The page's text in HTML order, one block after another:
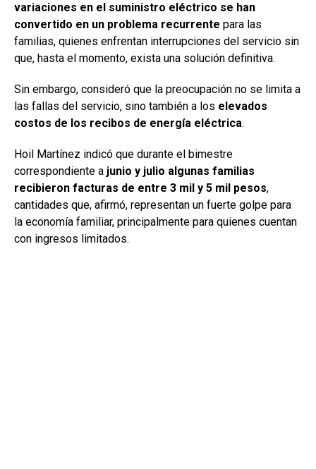
variaciones en el suministro eléctrico se han
convertido en un problema recurrente para las
familias, quienes enfrentan interrupciones del servicio sin
que, hasta el momento, exista una solución definitiva.
Sin embargo, consideró que la preocupación no se limita a
las fallas del servicio, sino también a los elevados
costos de los recibos de energía eléctrica.
Hoil Martínez indicó que durante el bimestre
correspondiente a junio y julio algunas familias
recibieron facturas de entre 3 mil y 5 mil pesos,
cantidades que, afirmó, representan un fuerte golpe para
la economía familiar, principalmente para quienes cuentan
con ingresos limitados.